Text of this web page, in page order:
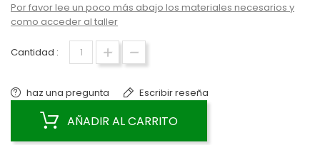
Por favor lee un poco más abajo los materiales necesarios y
como acceder al taller
Cantidad :
haz una pregunta Escribir reseña
AÑADIR AL CARRITO